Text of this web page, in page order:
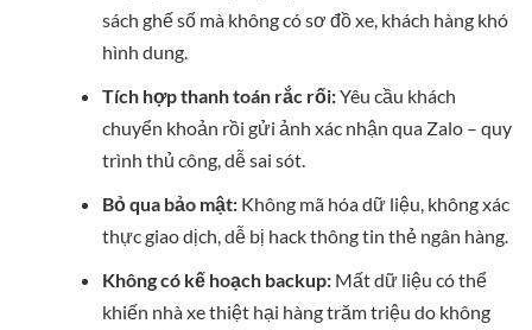
sách ghế số mà không có sơ đồ xe, khách hàng khó
hình dung.
Tích hợp thanh toán rắc rối:Yêu cầu khách
chuyển khoản rồi gửi ảnh xác nhận qua Zalo – quy
trình thủ công, dễ sai sót.
Bỏ qua bảo mật:Không mã hóa dữ liệu, không xác
thực giao dịch, dễ bị hack thông tin thẻ ngân hàng.
Không có kế hoạch backup:Mất dữ liệu có thể
khiến nhà xe thiệt hại hàng trăm triệu do không